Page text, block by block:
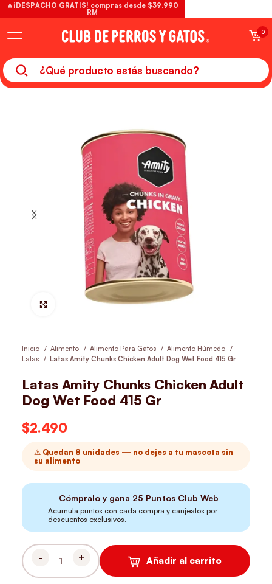
0
Hacer Zoom
Inicio Alimento Alimento Para Gatos
Alimento Húmedo
Latas
Latas Amity Chunks Chicken Adult Dog Wet Food 415 Gr
Latas Amity Chunks Chicken Adult
Dog Wet Food 415 Gr
$2.490
⚠️ Quedan 8 unidades — no dejes a tu mascota sin
su alimento
Cómpralo y gana 25 Puntos Club Web
Acumula puntos con cada compra y canjéalos por
descuentos exclusivos.
LATAS AMITY CHUNKS CHICKEN ADULT DOG WET FOOD 415 GR
Añadir al carrito
🔥¡DESPACHO GRATIS! compras desde $39.990
RM